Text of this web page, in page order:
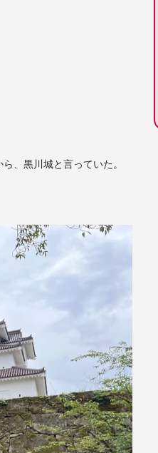
、黒川城と言っていた。